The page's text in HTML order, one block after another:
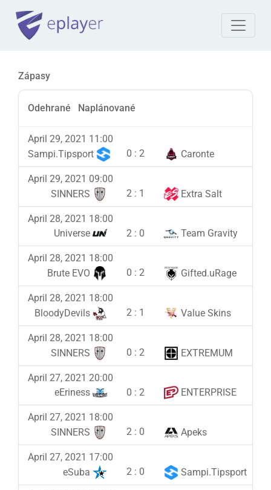
Zápasy
Odehrané Naplánované
April 29, 2021 11:00
Sampi.Tipsport
0 : 2 Caronte
April 29, 2021 09:00
SINNERS
2 : 1 Extra Salt
April 28, 2021 18:00
Universe
2 : 0 Team Gravity
April 28, 2021 18:00
Brute EVO
0 : 2 Gifted.uRage
April 28, 2021 18:00
BloodyDevils
2 : 1 Value Skins
April 28, 2021 18:00
SINNERS
0 : 2 EXTREMUM
April 27, 2021 20:00
eEriness
0 : 2 ENTERPRISE
April 27, 2021 18:00
SINNERS
2 : 0 Apeks
April 27, 2021 17:00
eSuba
2 : 0 Sampi.Tipsport